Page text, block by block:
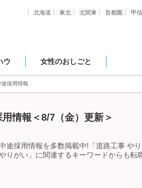
北海道 東北 北関東 首都圏 甲
ウ 女性のおしごと
採用情報
情報＜8/7（金）更新＞
採用情報を多数掲載中!「道路工事 や
がい」に関連するキーワードからも転